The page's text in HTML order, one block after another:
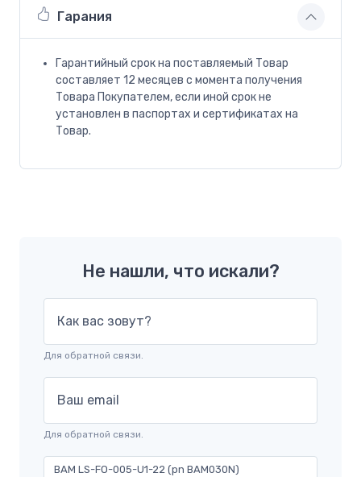
Гарания
Гарантийный срок на поставляемый Товар
составляет 12 месяцев с момента получения
Товара Покупателем, если иной срок не
установлен в паспортах и сертификатах на
Товар.
Не нашли, что искали?
Как вас зовут?
Для обратной связи.
Ваш email
Для обратной связи.